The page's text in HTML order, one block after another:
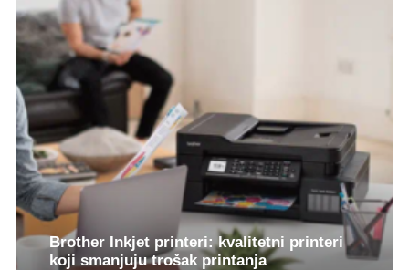
Brother Inkjet printeri: kvalitetni printeri
koji smanjuju trošak printanja